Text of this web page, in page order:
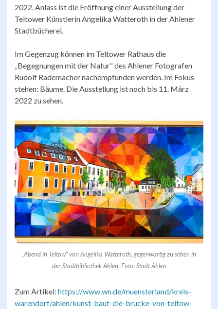
2022. Anlass ist die Eröffnung einer Ausstellung der
Teltower Künstlerin Angelika Watteroth in der Ahlener
Stadtbücherei.
Im Gegenzug können im Teltower Rathaus die
„Begegnungen mit der Natur“ des Ahlener Fotografen
Rudolf Rademacher nachempfunden werden. Im Fokus
stehen: Bäume. Die Ausstellung ist noch bis 11. März
2022 zu sehen.
„Abend in Teltow“ von Angelika Watteroth, gegenwärtig zu sehen in
der Stadtbibliothek Ahlen. Foto: Stadt Ahlen
Zum Artikel: https://www.wn.de/muensterland/kreis-
warendorf/ahlen/kunst-baut-die-brucke-von-teltow-